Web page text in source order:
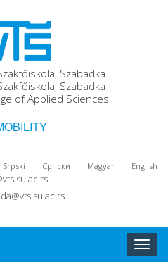
Szabadka
Szabadka
of Applied Sciences
Srpski Српски Magyar English
Toggle